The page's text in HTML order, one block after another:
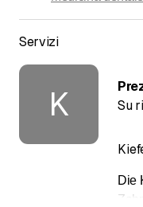
Servizi
K
Die
Su